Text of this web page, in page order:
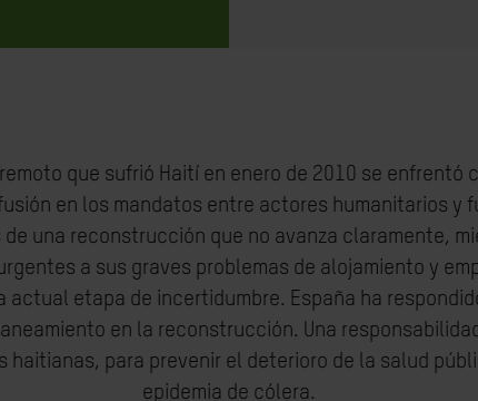
que sufrió Haití en enero de 2010 se enfrentó
en los mandatos entre actores humanitarios y
una reconstrucción que no avanza claramente,
a sus graves problemas de alojamiento y
actual etapa de incertidumbre. España ha
en la reconstrucción. Una
haitianas, para prevenir el deterioro de la salud
epidemia de cólera.